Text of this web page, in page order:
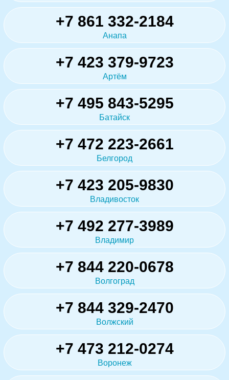
+7 861 332-2184
Анапа
+7 423 379-9723
Артём
+7 495 843-5295
Батайск
+7 472 223-2661
Белгород
+7 423 205-9830
Владивосток
+7 492 277-3989
Владимир
+7 844 220-0678
Волгоград
+7 844 329-2470
Волжский
+7 473 212-0274
Воронеж